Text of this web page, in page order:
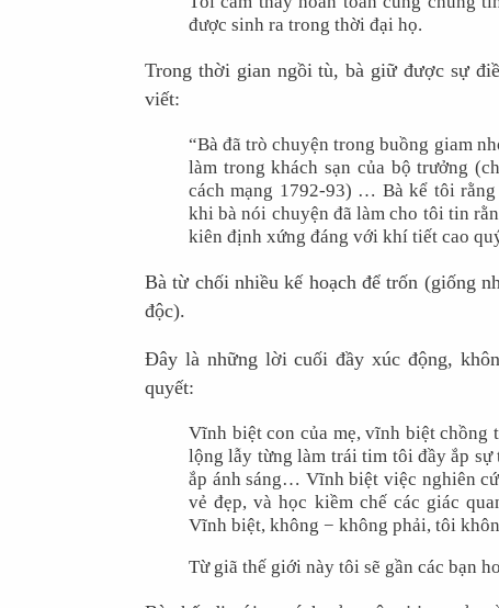
được sinh ra trong thời đại họ.
Trong thời gian ngồi tù, bà giữ được sự
viết:
“Bà đã trò chuyện trong buồng giam
làm trong khách sạn của bộ trưởng
cách mạng 1792-93) … Bà kể tôi
khi bà nói chuyện đã làm cho tôi tin
kiên định xứng đáng với khí tiết cao
Bà từ chối nhiều kế hoạch để trốn (giống
độc).
Đây là những lời cuối đầy xúc động,
quyết:
Vĩnh biệt con của mẹ, vĩnh biệt
lộng lẫy từng làm trái tim tôi đầy ắp
ắp ánh sáng… Vĩnh biệt việc nghiên
vẻ đẹp, và học kiềm chế các giác
Vĩnh biệt, không − không phải, tôi
Từ giã thế giới này tôi sẽ gần các bạn